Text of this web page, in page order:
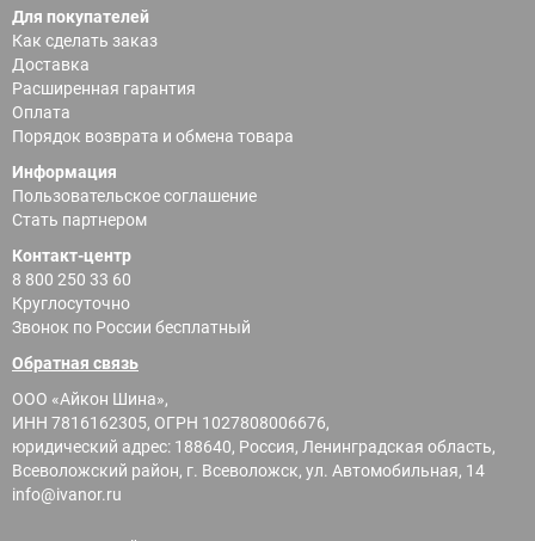
Для покупателей
Как сделать заказ
Доставка
Расширенная гарантия
Оплата
Порядок возврата и обмена товара
Информация
Пользовательское соглашение
Стать партнером
Контакт-центр
8 800 250 33 60
Круглосуточно
Звонок по России бесплатный
Обратная связь
ООО «Айкон Шина»,
ИНН 7816162305, ОГРН 1027808006676,
юридический адрес: 188640, Россия, Ленинградская область,
Всеволожский район, г. Всеволожск, ул. Автомобильная, 14
info@ivanor.ru